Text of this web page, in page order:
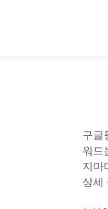
구글
워드
지마
상세